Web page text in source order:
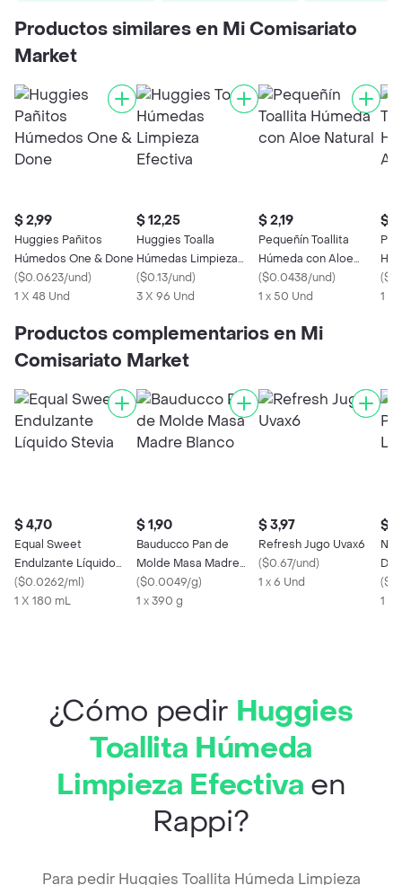
Productos similares en Mi Comisariato
Market
$ 2,99
Huggies Pañitos
Húmedos One & Done
($0.0623/und)
1 X 48 Und
$ 12,25
Huggies Toalla
Húmedas Limpieza
Efectiva
($0.13/und)
3 X 96 Und
$ 2,19
Pequeñín Toallita
Húmeda con Aloe
Natural
($0.0438/und)
1 x 50 Und
$
(
1 X
Productos complementarios en Mi
Comisariato Market
$ 4,70
Equal Sweet
Endulzante Líquido
Stevia
($0.0262/ml)
1 X 180 mL
$ 1,90
Bauducco Pan de
Molde Masa Madre
Blanco
($0.0049/g)
1 x 390 g
$ 3,97
Refresh Jugo Uvax6
($0.67/und)
1 x 6 Und
$
(
1 X
¿Cómo pedir Huggies
Toallita Húmeda
Limpieza Efectiva en
Rappi?
Para pedir Huggies Toallita Húmeda Limpieza